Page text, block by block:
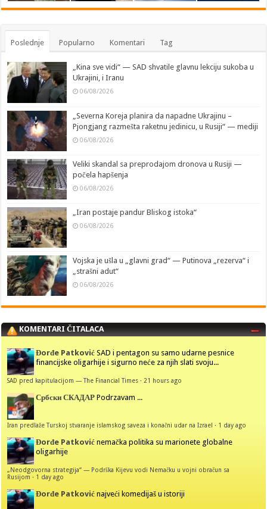
Poslednje Popularno Komentari Tag
„Kina sve vidi“ — SAD shvatile glavnu lekciju sukoba u
Ukrajini, i Iranu
06/08/2026
„Severna Koreja planira da napadne Ukrajinu –
Pjongjang razmešta raketnu jedinicu, u Rusiji“ — mediji
06/08/2026
Veliki skandal sa preprodajom dronova u Rusiji —
počela hapšenja
06/08/2026
„Iran postaje pandur Bliskog istoka“
06/08/2026
Vojska je ušla u „glavni grad“ — Putinova „rezerva“ i
„strašni adut“
06/08/2026
KOMENTARI ČITALACA
Đorđe Patković SAD i pentagon su samo udarne pesnice
financijske oligarhije i sigurno neće za njih slati svoju...
SAD pred kapitulacijom — The Financial Times · 21 hours ago
Србски СКАДАР Podrzavam ...
Iran predlaže Turskoj stvaranje islamskog saveza i konačni udar na Izrael · 1 day ago
Đorđe Patković nemačka politika su marionete globalne
oligarhije
„Neodgovorna strategija“ — Podrška Kijevu vodi Nemačku u vojni obračun sa
Rusijom · 1 day ago
Đorđe Patković najveći komedijaš u istoriji